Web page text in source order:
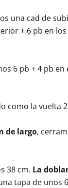
una cad de
+ 6 pb en
6 pb + 4 pb en
como la vuelta
de largo,
38 cm. La
tapa de unos